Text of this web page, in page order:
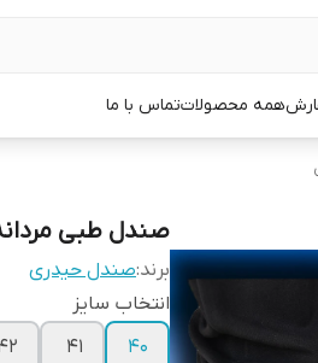
همه محصولاتتماس با ما
صندل طبی
برند:صندل حیدری
انتخاب سایز
40
41